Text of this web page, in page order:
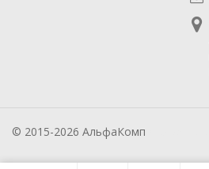
© 2015-2026 АльфаКомп